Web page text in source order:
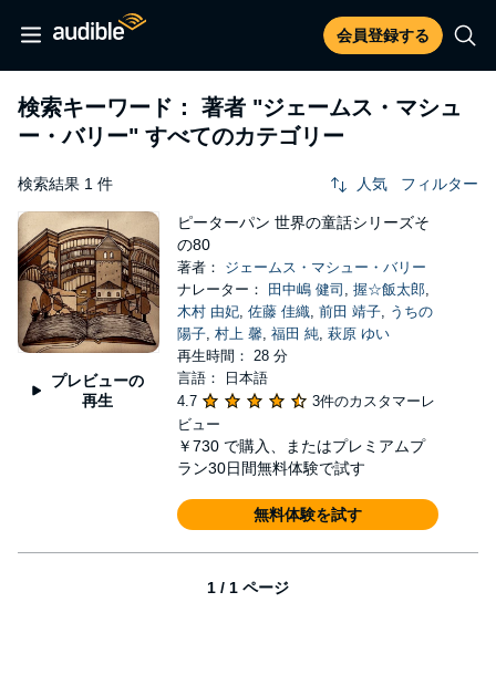
会員登録する
検索キーワード： 著者 "ジェームス・マシュ
ー・バリー" すべてのカテゴリー
検索結果 1 件 人気 フィルター
プレビューの
再生
ピーターパン 世界の童話シリーズそ
の80
著者： ジェームス・マシュー・バリー
ナレーター：
田中嶋 健司 , 握☆飯太郎,
木村 由妃, 佐藤 佳織, 前田 靖子, うちの
陽子, 村上 馨, 福田 純, 萩原 ゆい
再生時間： 28 分
言語： 日本語
4.7
3件のカスタマーレ
ビュー
￥730 で購入、またはプレミアムプ
ラン30日間無料体験で試す
無料体験を試す
1 / 1 ページ